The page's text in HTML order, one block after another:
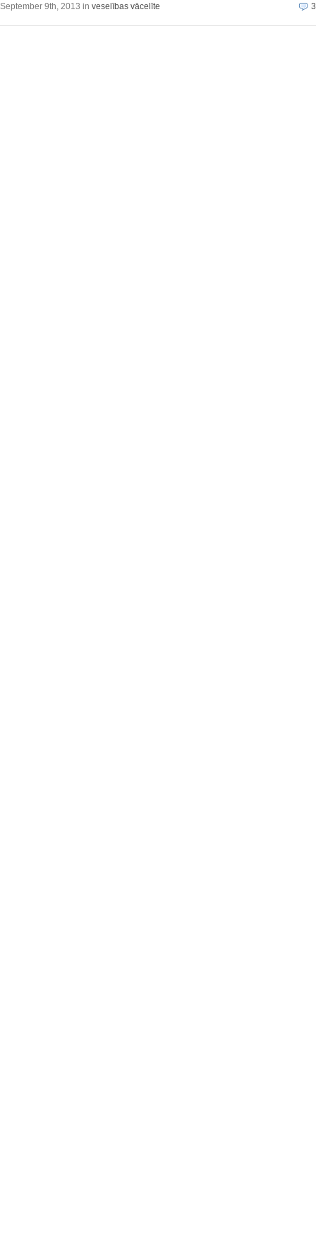
September 9th, 2013 in veselības vācelīte